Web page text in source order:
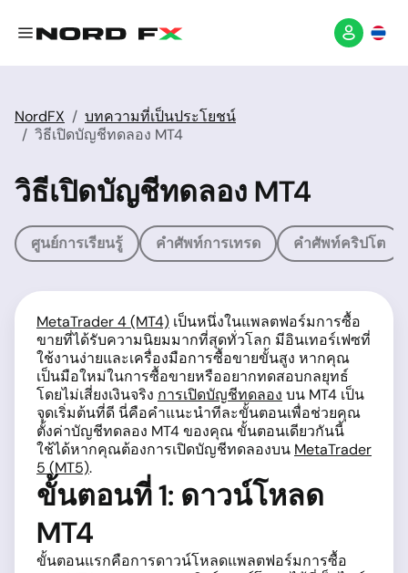
NordFX
บทความที่เป็นประโยชน์
วิธีเปิดบัญชีทดลอง MT4
วิธีเปิดบัญชีทดลอง MT4
ศูนย์การเรียนรู้ คำศัพท์การเทรด คำศัพท์คริปโต
MetaTrader 4 (MT4) เป็นหนึ่งในแพลตฟอร์มการซื้อ
ขายที่ได้รับความนิยมมากที่สุดทั่วโลก มีอินเทอร์เฟซที่
ใช้งานง่ายและเครื่องมือการซื้อขายขั้นสูง หากคุณ
เป็นมือใหม่ในการซื้อขายหรืออยากทดสอบกลยุทธ์
โดยไม่เสี่ยงเงินจริง การเปิดบัญชีทดลอง บน MT4 เป็น
จุดเริ่มต้นที่ดี นี่คือคำแนะนำทีละขั้นตอนเพื่อช่วยคุณ
ตั้งค่าบัญชีทดลอง MT4 ของคุณ ขั้นตอนเดียวกันนี้
ใช้ได้หากคุณต้องการเปิดบัญชีทดลองบน MetaTrader
5 (MT5).
ขั้นตอนที่ 1: ดาวน์โหลด
MT4
ขั้นตอนแรกคือการดาวน์โหลดแพลตฟอร์มการซื้อ